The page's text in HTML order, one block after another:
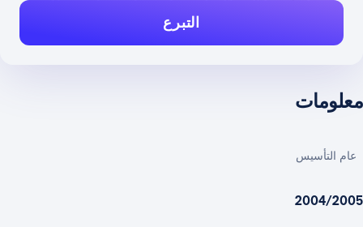
معلومات
عام التأسيس
2004/2005
التبرع